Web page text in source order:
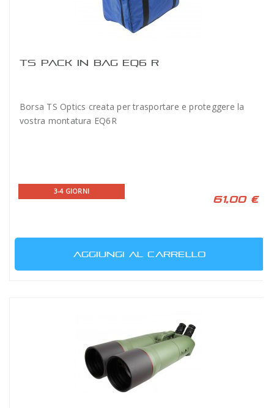
TS PACK IN BAG EQ6 R
Borsa TS Optics creata per trasportare e proteggere la
vostra montatura EQ6R
3-4 GIORNI
61,00 €
AGGIUNGI AL CARRELLO